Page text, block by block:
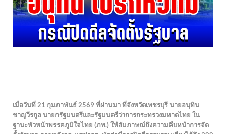
เมื่อวันที่ 21 กุมภาพันธ์ 2569 ที่ผ่านมา ที่จังหวัดเพชรบุรี นายอนุทิน
ชาญวีรกูล นายกรัฐมนตรีและรัฐมนตรีว่าการกระทรวงมหาดไทย ใน
ฐานะหัวหน้าพรรคภูมิใจไทย (ภท.) ให้สัมภาษณ์ถึงความคืบหน้าการจัด